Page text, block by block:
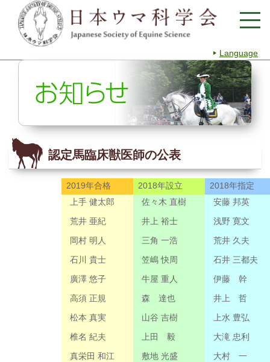
Language
認定馬臨床獣医師の公表
2019年合格 2018年設立
2018年指定
上手 健太郎
佐々木 直樹
安藤 邦英
荒井 亜紀
井上 裕士
浅野 寛文
岡村 明人
三角 一浩
荒井 久夫
石川 貴士
笠嶋 快周
石井 三都夫
廣澤 悠子
牛屋 重人
伊藤 幹
高須 正規
森 達也
井上 哲
松本 真実
山谷 吉樹
上水 豊弘
椎名 紀夫
上田 毅
大滝 忠利
真栄田 和江
敷地 光盛
大村 一